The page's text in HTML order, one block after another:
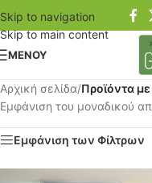
Skip to navigation
Skip to main content
ΜΕΝΟΥ
Αρχική σελίδα/Προϊόντα με
Εμφάνιση του μοναδικού
Εμφάνιση των Φίλτρων